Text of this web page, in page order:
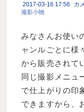
2017-03-16 17:56
カ
撮影小物
みなさんお使い
ャンルごとに様
から販売されて
同じ撮影メニュ
で仕上がりの印
できますから、